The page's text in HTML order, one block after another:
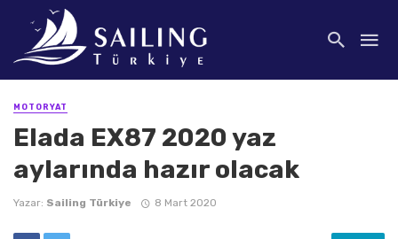
MOTORYAT
Elada EX87 2020 yaz
aylarında hazır olacak
Yazar: Sailing Türkiye 8 Mart 2020